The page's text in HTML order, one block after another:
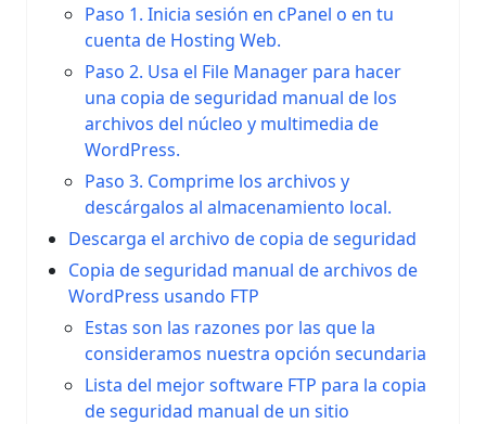
Paso 1. Inicia sesión en cPanel o en tu
cuenta de Hosting Web.
Paso 2. Usa el File Manager para hacer
una copia de seguridad manual de los
archivos del núcleo y multimedia de
WordPress.
Paso 3. Comprime los archivos y
descárgalos al almacenamiento local.
Descarga el archivo de copia de seguridad
Copia de seguridad manual de archivos de
WordPress usando FTP
Estas son las razones por las que la
consideramos nuestra opción secundaria
Lista del mejor software FTP para la copia
de seguridad manual de un sitio